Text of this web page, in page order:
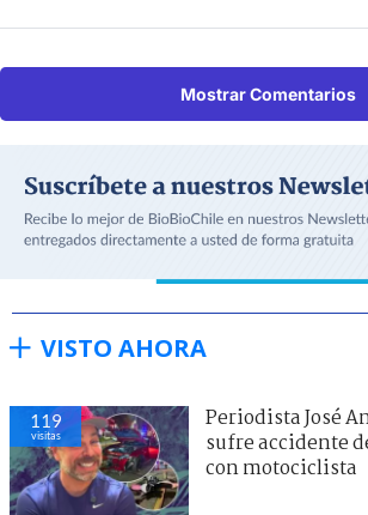
Mostrar Comentarios
VISTO AHORA
119
visitas
Periodista José
sufre accidente
con motociclista